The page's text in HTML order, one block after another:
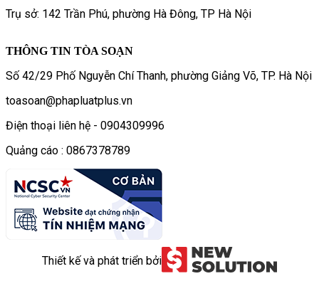
Trụ sở: 142 Trần Phú, phường Hà Đông, TP Hà Nội
THÔNG TIN TÒA SOẠN
Số 42/29 Phố Nguyễn Chí Thanh, phường Giảng Võ, TP. Hà Nội
toasoan@phapluatplus.vn
Điện thoại liên hệ - 0904309996
Quảng cáo : 0867378789
Thiết kế và phát triển bởi